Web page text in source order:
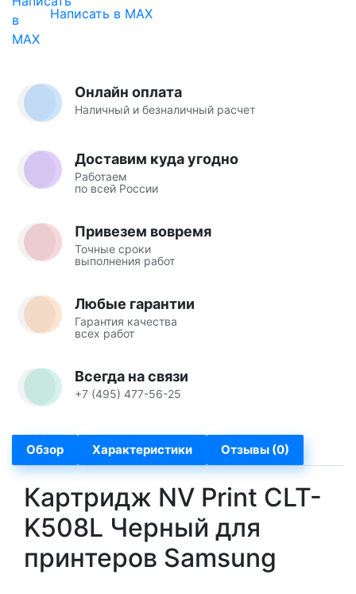
Написать в MAX
Онлайн оплата
Наличный и безналичный расчет
Доставим куда угодно
Работаем
по всей России
Привезем вовремя
Точные сроки
выполнения работ
Любые гарантии
Гарантия качества
всех работ
Всегда на связи
+7 (495) 477-56-25
Обзор Характеристики Отзывы (0)
Картридж NV Print CLT-
K508L Черный для
принтеров Samsung